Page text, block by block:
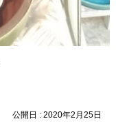
公開日 :2020年2月25日